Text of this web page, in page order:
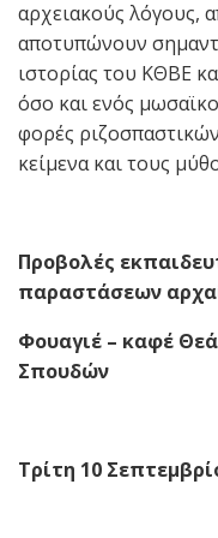
αρχειακούς λόγους,
αποτυπώνουν
ιστορίας του ΚΘΒΕ
όσο και ενός
φορές
κείμενα και τους
Προβολές
παραστάσεων
Φουαγιέ – καφέ
Σπουδών
Τρίτη 10